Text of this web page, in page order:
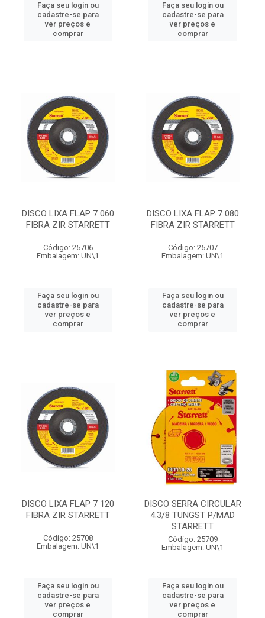
Faça seu login ou
cadastre-se para
ver preços e
comprar
Faça seu login ou
cadastre-se para
ver preços e
comprar
DISCO LIXA FLAP 7 060
FIBRA ZIR STARRETT
Código: 25706
Embalagem: UN\1
Faça seu login ou
cadastre-se para
ver preços e
comprar
DISCO LIXA FLAP 7 080
FIBRA ZIR STARRETT
Código: 25707
Embalagem: UN\1
Faça seu login ou
cadastre-se para
ver preços e
comprar
DISCO LIXA FLAP 7 120
FIBRA ZIR STARRETT
Código: 25708
Embalagem: UN\1
Faça seu login ou
cadastre-se para
ver preços e
comprar
DISCO SERRA CIRCULAR
4.3/8 TUNGST P/MAD
STARRETT
Código: 25709
Embalagem: UN\1
Faça seu login ou
cadastre-se para
ver preços e
comprar